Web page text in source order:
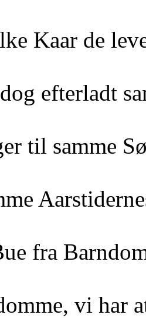
Kaar de
efterladt
til samme
fra
vi har